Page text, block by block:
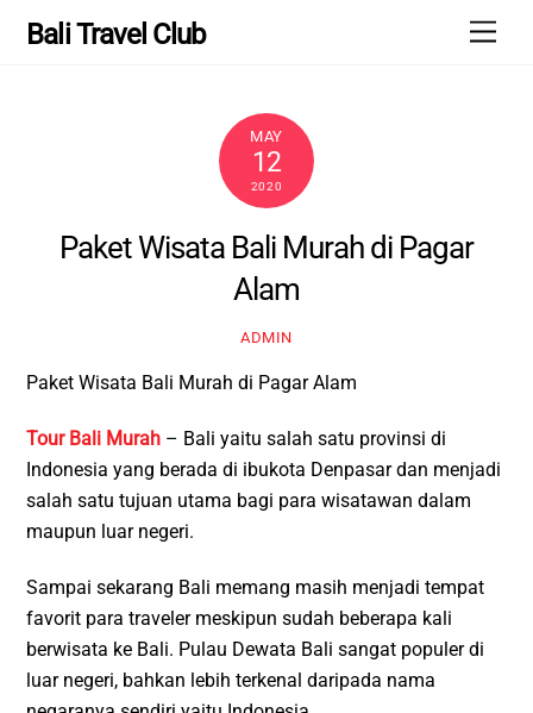
Bali Travel Club
MAY
12
2020
Paket Wisata Bali Murah di Pagar
Alam
ADMIN
Paket Wisata Bali Murah di Pagar Alam
Tour Bali Murah – Bali yaitu salah satu provinsi di
Indonesia yang berada di ibukota Denpasar dan menjadi
salah satu tujuan utama bagi para wisatawan dalam
maupun luar negeri.
Sampai sekarang Bali memang masih menjadi tempat
favorit para traveler meskipun sudah beberapa kali
berwisata ke Bali. Pulau Dewata Bali sangat populer di
luar negeri, bahkan lebih terkenal daripada nama